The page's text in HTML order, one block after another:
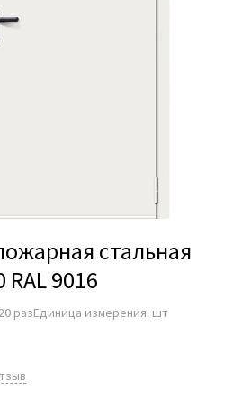
стальная
9016
разЕдиница измерения: шт